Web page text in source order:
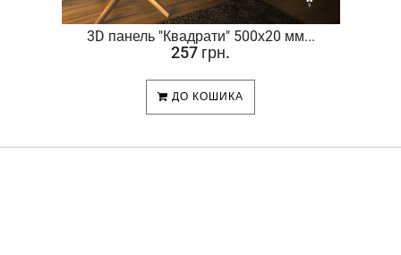
3D панель "Квадрати" 500х20 мм...
257 грн.
ДО КОШИКА